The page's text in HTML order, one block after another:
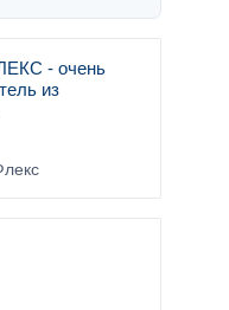
- очень
из